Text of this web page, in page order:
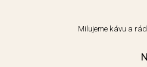
Milujeme kávu a